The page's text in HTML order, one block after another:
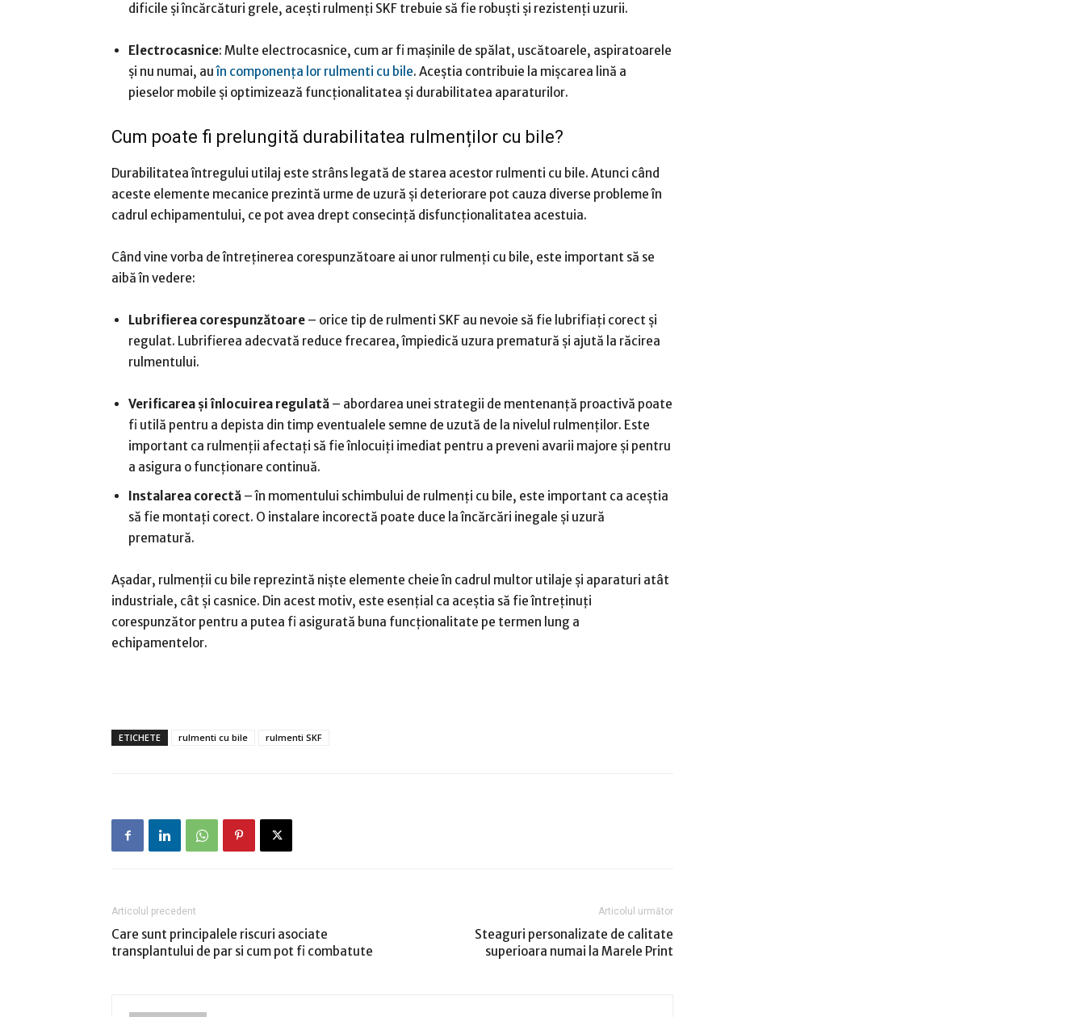
dificile și încărcături grele, acești rulmenți SKF trebuie să fie robuști și rezistenți uzurii.
Electrocasnice: Multe electrocasnice, cum ar fi mașinile de spălat, uscătoarele, aspiratoarele
și nu numai, auîn componența lor rulmenti cu bile. Aceștia contribuie la mișcarea lină a
pieselor mobile și optimizează funcționalitatea și durabilitatea aparaturilor.
Cum poate fi prelungită durabilitatea rulmenților cu bile?
Durabilitatea întregului utilaj este strâns legată de starea acestor rulmenti cu bile. Atunci când
aceste elemente mecanice prezintă urme de uzură și deteriorare pot cauza diverse probleme în
cadrul echipamentului, ce pot avea drept consecință disfuncționalitatea acestuia.
Când vine vorba de întreținerea corespunzătoare ai unor rulmenți cu bile, este important să se
aibă în vedere:
Lubrifierea corespunzătoare – orice tip de rulmenti SKF au nevoie să fie lubrifiați corect și
regulat. Lubrifierea adecvată reduce frecarea, împiedică uzura prematură și ajută la răcirea
rulmentului.
Verificarea și înlocuirea regulată – abordarea unei strategii de mentenanță proactivă poate
fi utilă pentru a depista din timp eventualele semne de uzută de la nivelul rulmenților. Este
important ca rulmenții afectați să fie înlocuiți imediat pentru a preveni avarii majore și pentru
a asigura o funcționare continuă.
Instalarea corectă – în momentului schimbului de rulmenți cu bile, este important ca aceștia
să fie montați corect. O instalare incorectă poate duce la încărcări inegale și uzură
prematură.
Așadar, rulmenții cu bile reprezintă niște elemente cheie în cadrul multor utilaje și aparaturi atât
industriale, cât și casnice. Din acest motiv, este esențial ca aceștia să fie întreținuți
corespunzător pentru a putea fi asigurată buna funcționalitate pe termen lung a
echipamentelor.
ETICHETE rulmenti cu bile rulmenti SKF
Articolul precedent
Care sunt principalele riscuri asociate
transplantului de par si cum pot fi combatute
Articolul următor
Steaguri personalizate de calitate
superioara numai la Marele Print